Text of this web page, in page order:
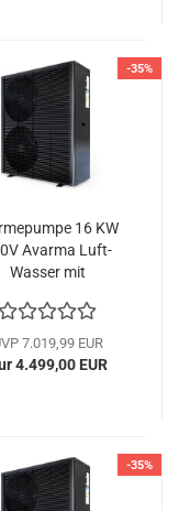
-35%
16 KW
Avarma Luft-
Wasser mit
Hofman
Energy
7.019,99 EUR
4.499,00 EUR
-35%